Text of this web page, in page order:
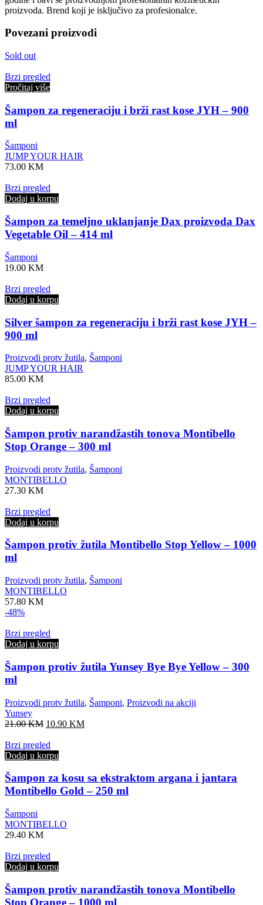
proizvoda. Brend koji je isključivo za profesionalce.
Povezani proizvodi
Sold out
Brzi pregled
Pročitaj više
Šampon za regeneraciju i brži rast kose JYH – 900
ml
Šamponi
JUMP YOUR HAIR
73.00 KM
Brzi pregled
Dodaj u korpu
Šampon za temeljno uklanjanje Dax proizvoda Dax
Vegetable Oil – 414 ml
Šamponi
19.00 KM
Brzi pregled
Dodaj u korpu
Silver šampon za regeneraciju i brži rast kose JYH –
900 ml
Proizvodi protv žutila, Šamponi
JUMP YOUR HAIR
85.00 KM
Brzi pregled
Dodaj u korpu
Šampon protiv narandžastih tonova Montibello
Stop Orange – 300 ml
Proizvodi protv žutila, Šamponi
MONTIBELLO
27.30 KM
Brzi pregled
Dodaj u korpu
Šampon protiv žutila Montibello Stop Yellow – 1000
ml
Proizvodi protv žutila, Šamponi
MONTIBELLO
57.80 KM
-48%
Brzi pregled
Dodaj u korpu
Šampon protiv žutila Yunsey Bye Bye Yellow – 300
ml
Proizvodi protv žutila, Šamponi, Proizvodi na akciji
Yunsey
21.00KM Original
was:
21.00 KM.
10.90 KMCurrent
Brzi pregled
Dodaj u korpu
Šampon za kosu sa ekstraktom argana i jantara
Montibello Gold – 250 ml
Šamponi
MONTIBELLO
29.40 KM
Brzi pregled
Dodaj u korpu
Šampon protiv narandžastih tonova Montibello
Stop Orange – 1000 ml